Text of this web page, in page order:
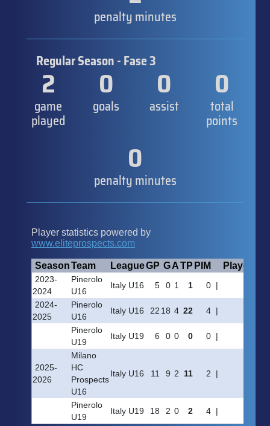
penalty minutes
Regular Season - Fase 3
2
game
played
0
goals
0
assist
0
total
points
0
penalty minutes